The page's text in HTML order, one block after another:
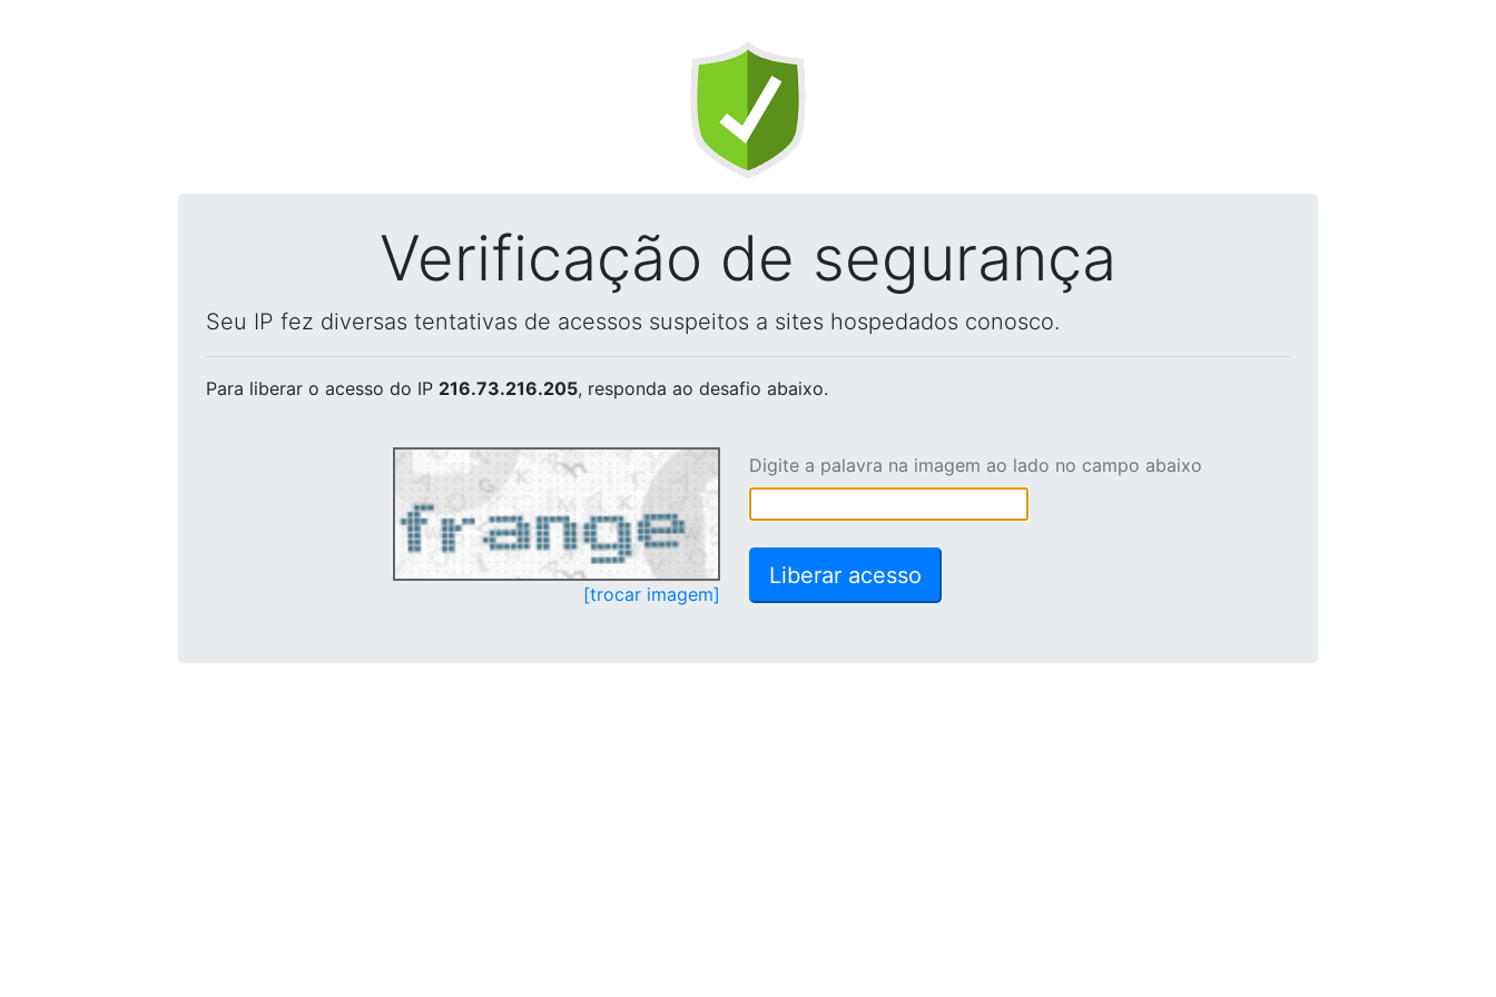
Verificação de segurança
Seu IP fez diversas tentativas de acessos suspeitos a sites hospedados conosco.
Para liberar o acesso do IP 216.73.216.205, responda ao desafio abaixo.
[trocar imagem]
Digite a palavra na imagem ao lado no campo abaixo